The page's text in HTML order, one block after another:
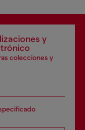
y
colecciones y